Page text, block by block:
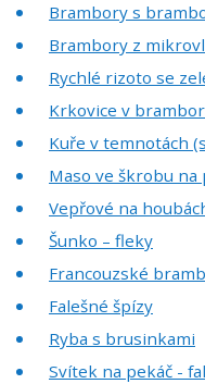
Brambory s
Brambory z
Rychlé rizoto se
Krkovice v
Kuře v temnotách
Maso ve škrobu
Vepřové na
Šunko – fleky
Francouzské
Falešné špízy
Ryba s brusinkami
Svítek na pekáč -